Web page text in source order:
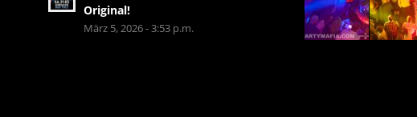
Original!
März 5, 2026 - 3:53 p.m.